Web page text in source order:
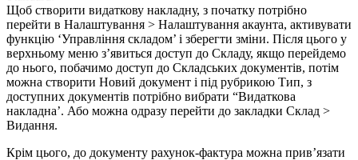
Щоб створити видаткову накладну, з початку потрібно
перейти в Налаштування > Налаштування акаунта, активувати
функцію ‘Управління складом’ і зберегти зміни. Після цього у
верхньому меню з’явиться доступ до Складу, якщо перейдемо
до нього, побачимо доступ до Складських документів, потім
можна створити Новий документ і під рубрикою Тип, з
доступних документів потрібно вибрати “Видаткова
накладна’. Або можна одразу перейти до закладки Склад >
Видання.
Крім цього, до документу рахунок-фактура можна прив’язати